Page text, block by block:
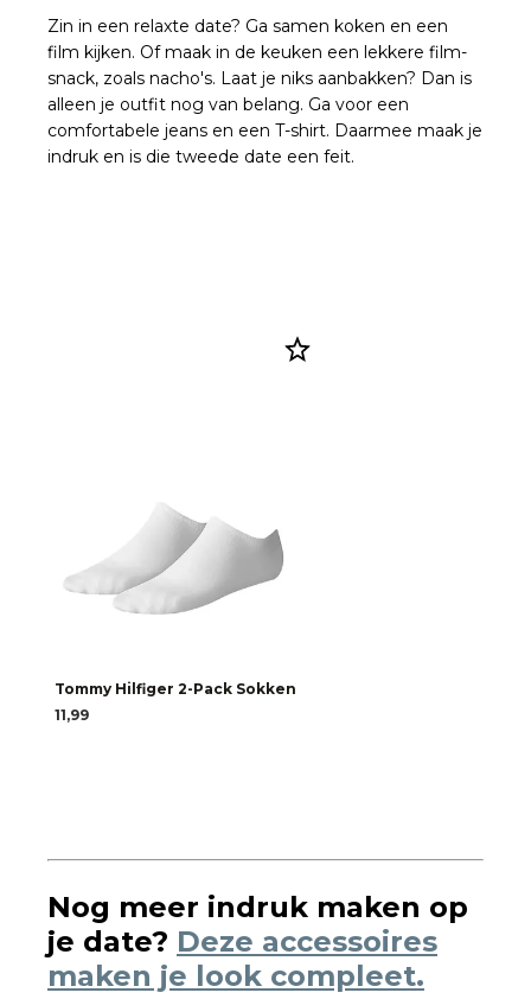
Zin in een relaxte date? Ga samen koken en een
film kijken. Of maak in de keuken een lekkere film-
snack, zoals nacho's. Laat je niks aanbakken? Dan is
alleen je outfit nog van belang. Ga voor een
comfortabele jeans en een T-shirt. Daarmee maak je
indruk en is die tweede date een feit.
Tommy Hilfiger 2-Pack Sokken
11,99
Nog meer indruk maken op
je date? Deze accessoires
maken je look compleet.